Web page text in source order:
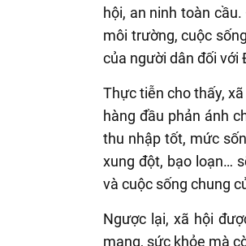
hội, an ninh toàn
môi trường, cuộc
của người dân đối với
Thực tiễn cho thấy,
hàng đầu phản ánh
thu nhập tốt, mức
xung đột, bạo loạn…
và cuộc sống chung
Ngược lại, xã hội
mạng, sức khỏe mà